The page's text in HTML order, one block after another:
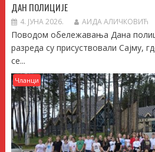
ДАН ПОЛИЦИЈЕ
4. ЈУНА 2026. АИДА АЛИЧКОВИЋ
Поводом обележавања Дана
разреда су присуствовали Сајму,
се...
Чланци